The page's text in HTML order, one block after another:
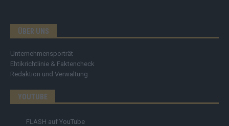
ÜBER UNS
Unternehmensporträt
Ehtikrichtlinie & Faktencheck
Redaktion und Verwaltung
YOUTUBE
FLASH auf YouTube